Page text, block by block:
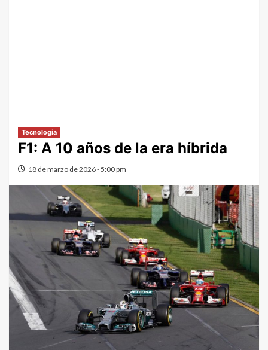
Tecnologia
F1: A 10 años de la era híbrida
18 de marzo de 2026 - 5:00 pm